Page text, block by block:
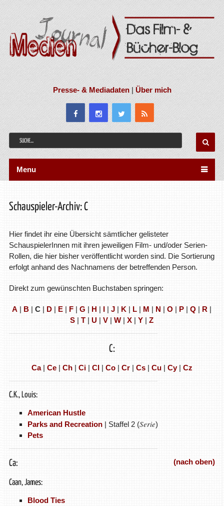
Presse- & Mediadaten|Über mich
Menu
Schauspieler-Archiv: C
Hier findet ihr eine Übersicht sämtlicher gelisteter
SchauspielerInnen mit ihren jeweiligen Film- und/oder Serien-
Rollen, die hier bisher veröffentlicht worden sind. Die Sortierung
erfolgt anhand des Nachnamens der betreffenden Person.
Direkt zum gewünschten Buchstaben springen:
A | B |C | D | E | F |G | H | I |J | K | L | M | N |O | P |Q | R |
S |T |U |V |W |X |Y |Z
C:
Ca| Ce| Ch| Ci| Cl| Co| Cr| Cs| Cu| Cy| Cz
C.K., Louis:
American Hustle
Parks and Recreation | Staffel 2 (Serie)
Pets
(nach oben)
Ca:
Caan, James:
Blood Ties